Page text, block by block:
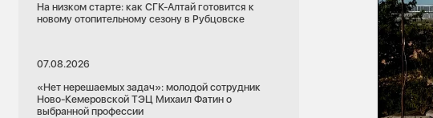
На низком старте: как СГК-Алтай готовится к
новому отопительному сезону в Рубцовске
07.08.2026
«Нет нерешаемых задач»: молодой сотрудник
Ново-Кемеровской ТЭЦ Михаил Фатин о
выбранной профессии